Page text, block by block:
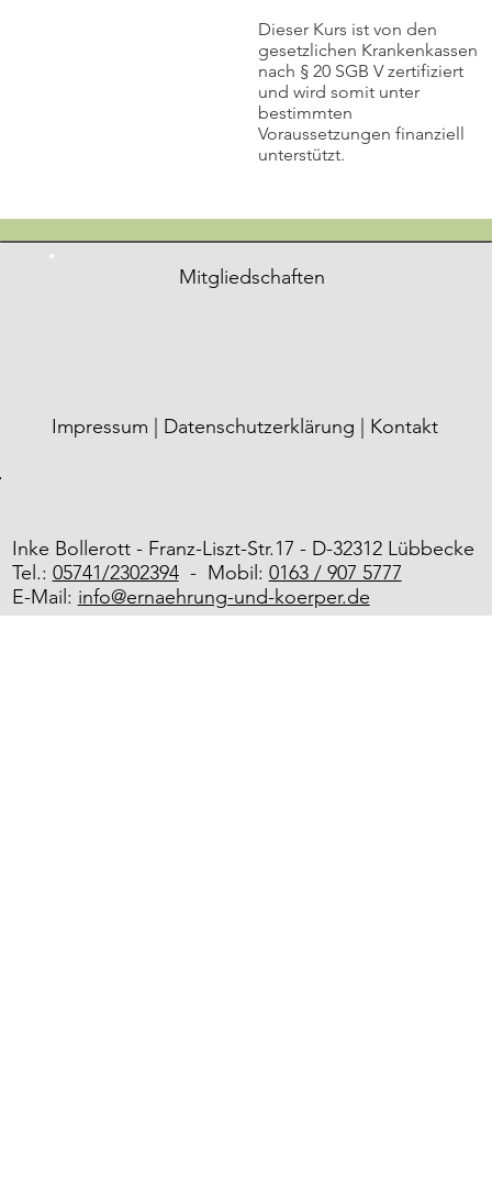
Dieser Kurs ist von den
gesetzlichen Krankenkassen
nach § 20 SGB V zertifiziert
und wird somit unter
bestimmten
Voraussetzungen finanziell
unterstützt.
Mitgliedschaften
Impressum | Datenschutzerklärung | Kontakt
Inke Bollerott - Franz-Liszt-Str.17 - D-32312 Lübbecke
Tel.: 05741/2302394- Mobil: 0163 / 907 5777
E-Mail: info@ernaehrung-und-koerper.de